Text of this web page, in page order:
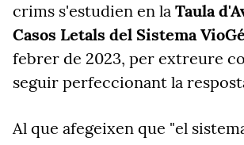
crims s'estudien en la Taula
Casos Letals del Sistema
febrer de 2023, per extreure
seguir perfeccionant la
Al que afegeixen que "el